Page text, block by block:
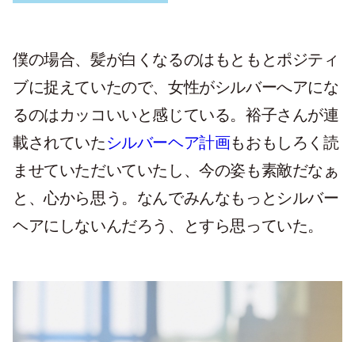
僕の場合、髪が白くなるのはもともとポジティ
ブに捉えていたので、女性がシルバーへアにな
るのはカッコいいと感じている。裕子さんが連
載されていたシルバーヘア計画もおもしろく読
ませていただいていたし、今の姿も素敵だなぁ
と、心から思う。なんでみんなもっとシルバー
ヘアにしないんだろう、とすら思っていた。